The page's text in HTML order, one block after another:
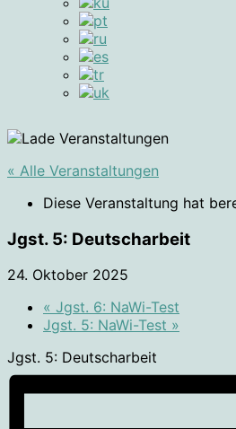
« Alle Veranstaltungen
Diese Veranstaltung hat
Jgst. 5: Deutscharbeit
24. Oktober 2025
« Jgst. 6: NaWi-Test
Jgst. 5: NaWi-Test »
Jgst. 5: Deutscharbeit